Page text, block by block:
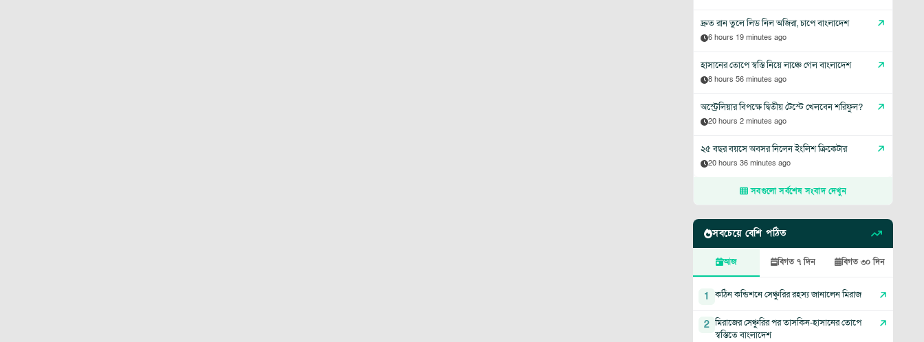
দ্রুত রান তুলে লিড নিল অজিরা, চাপে বাংলাদেশ
6 hours 19 minutes ago
হাসানের তোপে স্বস্তি নিয়ে লাঞ্চে গেল বাংলাদেশ
8 hours 56 minutes ago
অস্ট্রেলিয়ার বিপক্ষে দ্বিতীয় টেস্টে খেলবেন শরিফুল?
20 hours 2 minutes ago
২৫ বছর বয়সে অবসর নিলেন ইংলিশ ক্রিকেটার
20 hours 36 minutes ago
সবগুলো সর্বশেষ সংবাদ দেখুন
সবচেয়ে বেশি পঠিত
আজ বিগত ৭ দিন বিগত ৩০ দিন
1 কঠিন কন্ডিশনে সেঞ্চুরির রহস্য জানালেন মিরাজ
2 মিরাজের সেঞ্চুরির পর তাসকিন-হাসানের তোপে
স্বস্তিতে বাংলাদেশ